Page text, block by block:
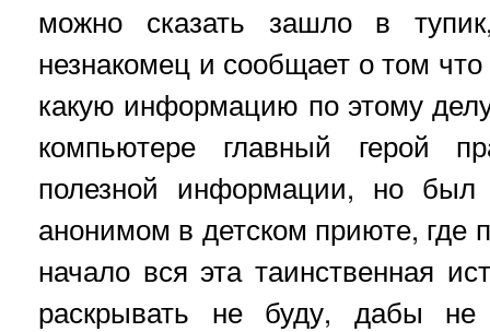
можно сказать зашло в
незнакомец и сообщает о том что
какую информацию по этому
компьютере главный герой
полезной информации, но был
анонимом в детском приюте, где
начало вся эта таинственная
раскрывать не буду, дабы